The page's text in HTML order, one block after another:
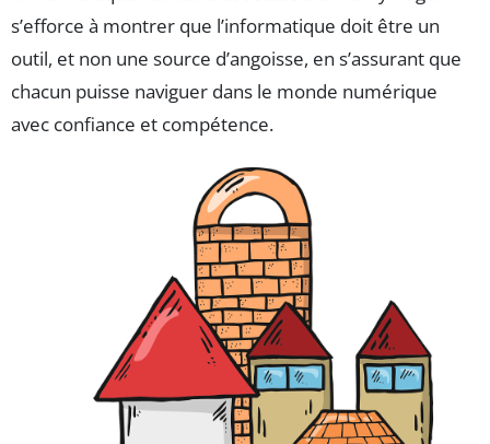
s’efforce à montrer que l’informatique doit être un
outil, et non une source d’angoisse, en s’assurant que
chacun puisse naviguer dans le monde numérique
avec confiance et compétence.